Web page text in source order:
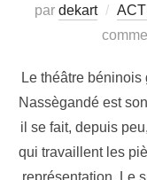
par dekart
Le théâtre béninois
Nassègandé est
il se fait, depuis
qui travaillent les
représentation. Le